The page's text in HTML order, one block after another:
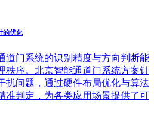
的优化
道门系统的识别精度与方向判断能
秩序。北京智能通道门系统方案针
扰问题，通过硬件布局优化与算法
准判定，为各类应用场景提供了可